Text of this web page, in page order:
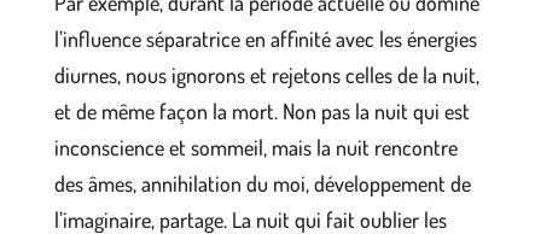
l’influence séparatrice en affinité avec les énergies
diurnes, nous ignorons et rejetons celles de la nuit,
et de même façon la mort. Non pas la nuit qui est
inconscience et sommeil, mais la nuit rencontre
des âmes, annihilation du moi, développement de
l’imaginaire, partage. La nuit qui fait oublier les